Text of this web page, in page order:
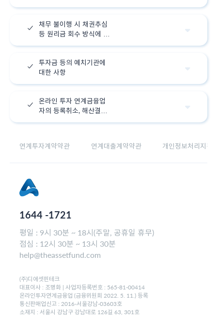
채무 불이행 시 채권추심
등 원리금 회수 방식에 관
투자금 등의 예치기관에
대한 사항
온라인 투자 연계금융업
자의 등록취소, 해산결의,
연계투자계약약관
연계대출계약약관 개인정보처리지침
1644 -1721
평일 : 9시 30분 ~ 18시(주말, 공휴일 휴무)
점심 : 12시 30분 ~ 13시 30분
help@theassetfund.com
(주)디에셋핀테크
대표이사 : 조병화 | 사업자등록번호 : 565-81-00414
온라인투자연계금융업 (금융위원회 2022. 5. 11.) 등록
통신판매업신고 : 2016-서울강남-03603호
소재지 : 서울시 강남구 강남대로 126길 63, 301호